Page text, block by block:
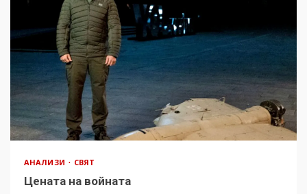
АНАЛИЗИ СВЯТ
Цената на войната